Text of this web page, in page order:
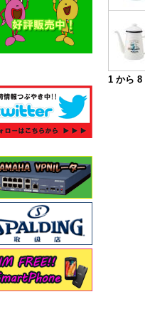
1 から 8